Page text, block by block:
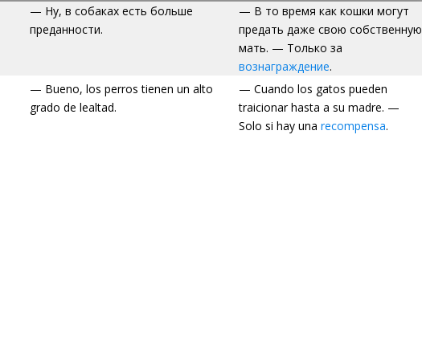
— Ну, в собаках есть больше
преданности.
— В то время как кошки могут
предать даже свою собственную
мать. — Только за
вознаграждение.
— Bueno, los perros tienen un alto
grado de lealtad.
— Cuando los gatos pueden
traicionar hasta a su madre. —
Solo si hay una recompensa.